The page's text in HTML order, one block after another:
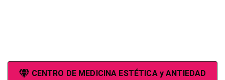
CENTRO DE MEDICINA ESTÉTICA y ANTIEDAD